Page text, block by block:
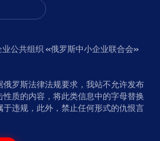
公共组织 «俄罗斯中小企业联合会»
罗斯法律法规要求，我站不允许发布
质的内容，将此类信息中的字母替换
于违规，此外，禁止任何形式的仇恨言